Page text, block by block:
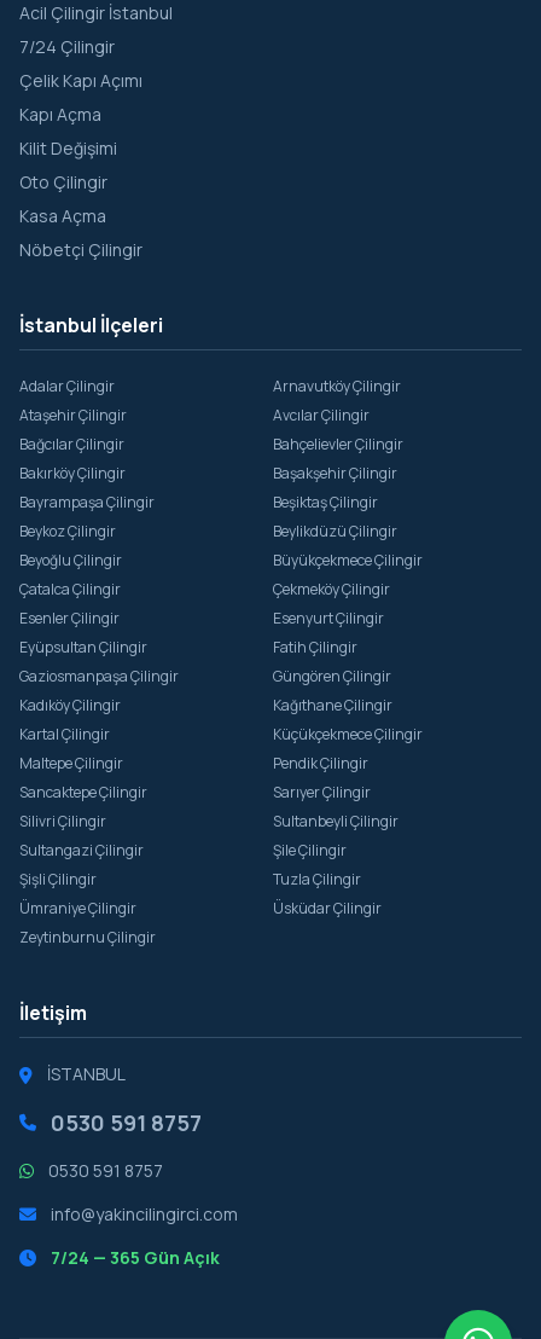
Acil Çilingir İstanbul
7/24 Çilingir
Çelik Kapı Açımı
Kapı Açma
Kilit Değişimi
Oto Çilingir
Kasa Açma
Nöbetçi Çilingir
İstanbul İlçeleri
Adalar Çilingir
Arnavutköy Çilingir
Ataşehir Çilingir
Avcılar Çilingir
Bağcılar Çilingir
Bahçelievler Çilingir
Bakırköy Çilingir
Başakşehir Çilingir
Bayrampaşa Çilingir
Beşiktaş Çilingir
Beykoz Çilingir
Beylikdüzü Çilingir
Beyoğlu Çilingir
Büyükçekmece Çilingir
Çatalca Çilingir
Çekmeköy Çilingir
Esenler Çilingir
Esenyurt Çilingir
Eyüpsultan Çilingir
Fatih Çilingir
Gaziosmanpaşa Çilingir
Güngören Çilingir
Kadıköy Çilingir
Kağıthane Çilingir
Kartal Çilingir
Küçükçekmece Çilingir
Maltepe Çilingir
Pendik Çilingir
Sancaktepe Çilingir
Sarıyer Çilingir
Silivri Çilingir
Sultanbeyli Çilingir
Sultangazi Çilingir
Şile Çilingir
Şişli Çilingir
Tuzla Çilingir
Ümraniye Çilingir
Üsküdar Çilingir
Zeytinburnu Çilingir
İletişim
İSTANBUL
0530 591 8757
0530 591 8757
info@yakincilingirci.com
7/24 — 365 Gün Açık